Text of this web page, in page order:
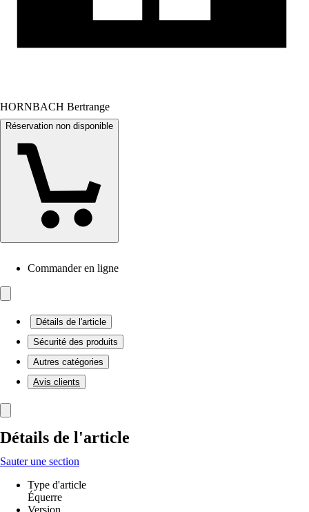
HORNBACH Bertrange
Réservation non disponible
Commander en ligne
Détails de l'article
Sécurité des produits
Autres catégories
Avis clients
Détails de l'article
Sauter une section
Type d'article
Équerre
Version